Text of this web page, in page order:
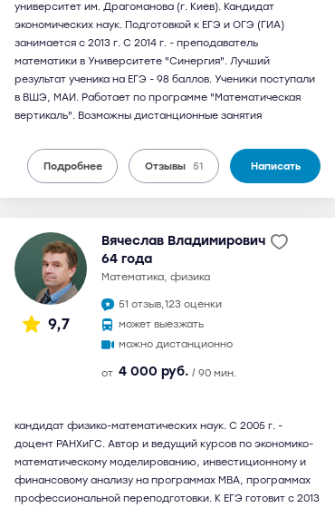
университет им. Драгоманова (г. Киев). Кандидат
экономических наук. Подготовкой к ЕГЭ и ОГЭ (ГИА)
занимается с 2013 г. С 2014 г. - преподаватель
математики в Университете "Синергия". Лучший
результат ученика на ЕГЭ - 98 баллов. Ученики поступали
в ВШЭ, МАИ. Работает по программе "Математическая
вертикаль". Возможны дистанционные занятия
Подробнее Отзывы 51 Написать
9,7
Вячеслав Владимирович
64 года
математика, физика
51 отзыв,123 оценки
может выезжать
можно дистанционно
от 4 000 руб. / 90 мин.
кандидат физико-математических наук. С 2005 г. -
доцент РАНХиГС. Автор и ведущий курсов по экономико-
математическому моделированию, инвестиционному и
финансовому анализу на программах МВА, программах
профессиональной переподготовки. К ЕГЭ готовит с 2013